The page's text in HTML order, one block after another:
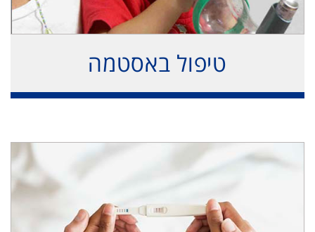
טיפול באסטמה